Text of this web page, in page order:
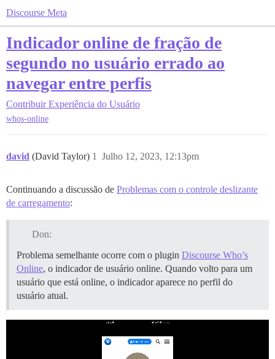
Discourse Meta
Indicador online de fração de
segundo no usuário errado ao
navegar entre perfis
Contribuir Experiência do Usuário
whos-online
david (David Taylor) Julho 12, 2023, 12:13pm
1
Continuando a discussão de Problemas com o controle deslizante
de carregamento:
Don:
Problema semelhante ocorre com o plugin Discourse Who’s
Online, o indicador de usuário online. Quando volto para um
usuário que está online, o indicador aparece no perfil do
usuário atual.